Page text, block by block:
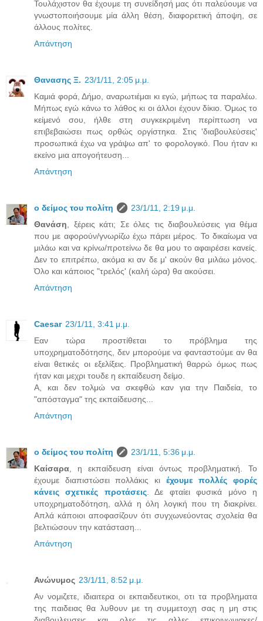
Τουλάχιστον θα έχουμε τη συνείδησή μας ότι παλεύουμε να
γνωστοποιήσουμε μία άλλη θέση, διαφορετική άποψη, σε
άλλους πολίτες.
Απάντηση
Θανασης Ξ. 23/1/11, 2:05 μ.μ.
Καμιά φορά, Δήμο, αναρωτιέμαι κι εγώ, μήπως τα παραλέω.
Μήπως εγώ κάνω το λάθος κι οι άλλοι έχουν δίκιο. Όμως το
κείμενό σου, ήλθε στη συγκεκριμένη περίπτωση να
επιβεβαιώσει πως ορθώς οργίστηκα. Στις 'διαβουλεύσεις'
προσωπικά έχω να γράψω απ' το φορολογικό. Που ήταν κι
εκείνο μια απογοήτευση...
Απάντηση
ο δείμος του πολίτη
23/1/11, 2:19 μ.μ.
Θανάση , ξέρεις κάτι; Σε όλες τις διαβουλεύσεις για θέμα
που με αφορούν/γνωρίζω έχω πάρει μέρος. Το δικαίωμα να
μιλάω και να κρίνω/προτείνω δε θα μου το αφαιρέσει κανείς.
Δεν το επιτρέπω, ακόμα κι αν δε μ' ακούν θα μιλάω μόνος.
Όλο και κάποιος "τρελός' (καλή ώρα) θα ακούσει.
Απάντηση
Caesar 23/1/11, 3:41 μ.μ.
Εαν τώρα προστίθεται το πρόβλημα της
υποχρηματοδότησης, δεν μπορούμε να φανταστούμε αν θα
είναι θετικές οι εξελίξεις. Προβληματική θαρρώ όμως πως
ήταν και μεχρι τουδε η εκπαίδευση δείμο.
Α, και δεν τολμώ να σκεφθώ καν για την Παιδεία, το
"απόσταγμα" της εκπαίδευσης...
Απάντηση
ο δείμος του πολίτη
23/1/11, 5:36 μ.μ.
Καίσαρα , η εκπαίδευση είναι όντως προβληματική. Το
έχουμε διαπιστώσει πολλάκις κι έχουμε πολλές φορές
κάνεις σχετικές προτάσεις. Δε φταίει φυσικά μόνο η
υποχρηματοδότηση, αλλά η όλη λογική που τη διακρίνει.
Απλά κάποιοι αποφασίζουν ότι συγχωνεύοντας σχολεία θα
βελτιώσουν την κατάσταση...
Απάντηση
Ανώνυμος 23/1/11, 8:52 μ.μ.
Αν νομιζετε, ιδιαιτερα οι εκπαιδευτικοι, οτι τα προβληματα
της παιδειας θα λυθουν με τη συμμετοχη σας η μη στις